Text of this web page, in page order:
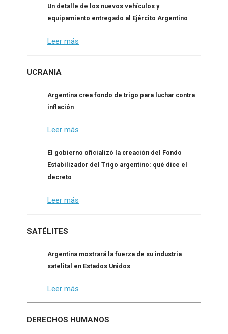
Un detalle de los nuevos vehículos y
equipamiento entregado al Ejército Argentino
Leer más
UCRANIA
Argentina crea fondo de trigo para luchar contra
inflación
Leer más
El gobierno oficializó la creación del Fondo
Estabilizador del Trigo argentino: qué dice el
decreto
Leer más
SATÉLITES
Argentina mostrará la fuerza de su industria
satelital en Estados Unidos
Leer más
DERECHOS HUMANOS